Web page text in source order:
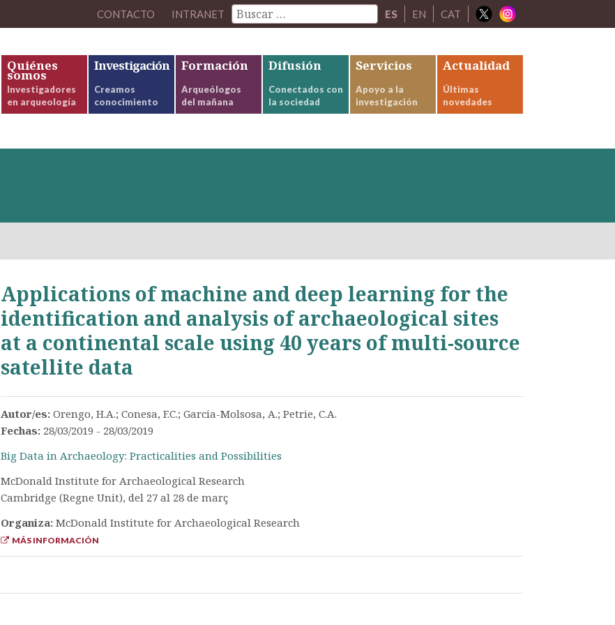
CONTACTO INTRANET ES EN CAT
Quiénes
somos
Investigadores
en arqueología
Investigación
Creamos
conocimiento
Formación
Arqueólogos
del mañana
Difusión
Conectados con
la sociedad
Servicios
Apoyo a la
investigación
Actualidad
Últimas
novedades
Applications of machine and deep learning for the
identification and analysis of archaeological sites
at a continental scale using 40 years of multi-source
satellite data
Autor/es: Orengo, H.A.; Conesa, F.C.; Garcia-Molsosa, A.; Petrie, C.A.
Fechas: 28/03/2019 - 28/03/2019
Big Data in Archaeology: Practicalities and Possibilities
McDonald Institute for Archaeological Research
Cambridge (Regne Unit), del 27 al 28 de març
Organiza: McDonald Institute for Archaeological Research
MÁS INFORMACIÓN